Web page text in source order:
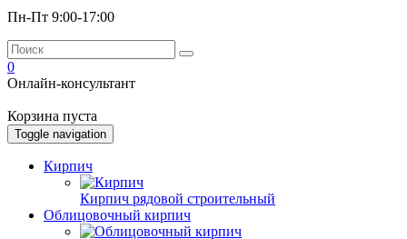
Пн-Пт 9:00-17:00
0
Онлайн-консультант
Корзина пуста
Toggle navigation
Кирпич
Кирпич рядовой строительный
Облицовочный кирпич